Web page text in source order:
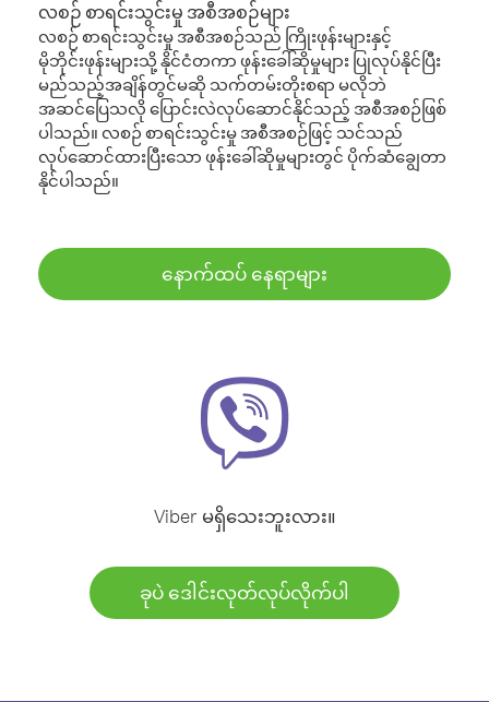
လစဉ် စာရင်းသွင်းမှု အစီအစဉ်များ
လစဉ် စာရင်းသွင်းမှု အစီအစဉ်သည် ကြိုးဖုန်းများနှင့်
မိုဘိုင်းဖုန်းများသို့ နိုင်ငံတကာ ဖုန်းခေါ်ဆိုမှုများ ပြုလုပ်နိုင်ပြီး
မည်သည့်အချိန်တွင်မဆို သက်တမ်းတိုးစရာ မလိုဘဲ
အဆင်ပြေသလို ပြောင်းလဲလုပ်ဆောင်နိုင်သည့် အစီအစဉ်ဖြစ်
ပါသည်။ လစဉ် စာရင်းသွင်းမှု အစီအစဉ်ဖြင့် သင်သည်
လုပ်ဆောင်ထားပြီးသော ဖုန်းခေါ်ဆိုမှုများတွင် ပိုက်ဆံချွေတာ
နိုင်ပါသည်။
နောက်ထပ် နေရာများ
Viber မရှိသေးဘူးလား။
ခုပဲ ဒေါင်းလုတ်လုပ်လိုက်ပါ